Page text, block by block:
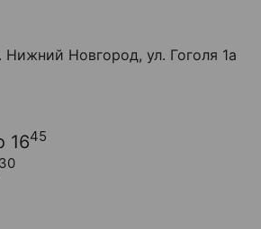
Нижний Новгород, ул. Гоголя 1а
1645
30